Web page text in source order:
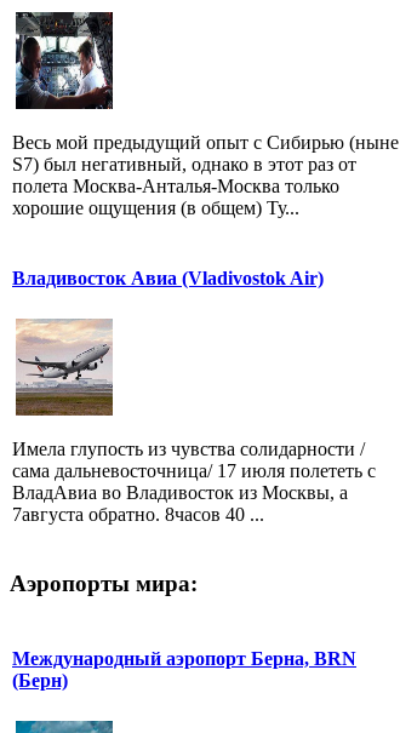
Весь мой предыдущий опыт с Сибирью (ныне
S7) был негативный, однако в этот раз от
полета Москва-Анталья-Москва только
хорошие ощущения (в общем) Ту...
Владивосток Авиа (Vladivostok Air)
Имела глупость из чувства солидарности /
сама дальневосточница/ 17 июля полететь с
ВладАвиа во Владивосток из Москвы, а
7августа обратно. 8часов 40 ...
Аэропорты мира:
Международный аэропорт Берна, BRN
(Берн)